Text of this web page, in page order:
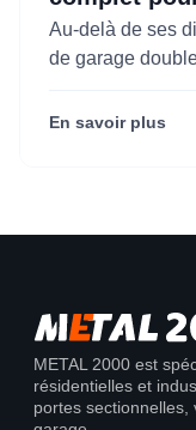
Au-delà de ses
de garage
vantaux
En savoir plus
METAL 2000 est
résidentielles et
portes sectionnelles,